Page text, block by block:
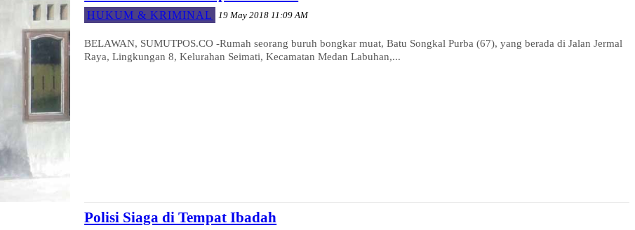
HUKUM & KRIMINAL 19 May 2018 11:09 AM
BELAWAN, SUMUTPOS.CO -Rumah seorang buruh bongkar muat, Batu Songkal Purba (67), yang berada di Jalan Jermal
Raya, Lingkungan 8, Kelurahan Seimati, Kecamatan Medan Labuhan,...
Polisi Siaga di Tempat Ibadah